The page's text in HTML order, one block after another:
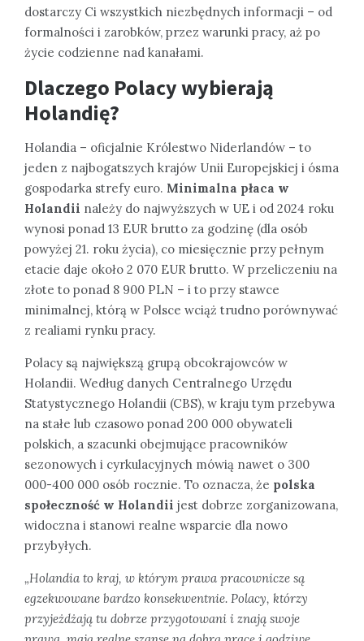
dostarczy Ci wszystkich niezbędnych informacji – od
formalności i zarobków, przez warunki pracy, aż po
życie codzienne nad kanałami.
Dlaczego Polacy wybierają
Holandię?
Holandia – oficjalnie Królestwo Niderlandów – to
jeden z najbogatszych krajów Unii Europejskiej i ósma
gospodarka strefy euro. Minimalna płaca w
Holandii należy do najwyższych w UE i od 2024 roku
wynosi ponad 13 EUR brutto za godzinę (dla osób
powyżej 21. roku życia), co miesięcznie przy pełnym
etacie daje około 2 070 EUR brutto. W przeliczeniu na
złote to ponad 8 900 PLN – i to przy stawce
minimalnej, którą w Polsce wciąż trudno porównywać
z realiami rynku pracy.
Polacy są największą grupą obcokrajowców w
Holandii. Według danych Centralnego Urzędu
Statystycznego Holandii (CBS), w kraju tym przebywa
na stałe lub czasowo ponad 200 000 obywateli
polskich, a szacunki obejmujące pracowników
sezonowych i cyrkulacyjnych mówią nawet o 300
000-400 000 osób rocznie. To oznacza, że polska
społeczność w Holandii jest dobrze zorganizowana,
widoczna i stanowi realne wsparcie dla nowo
przybyłych.
„Holandia to kraj, w którym prawa pracownicze są
egzekwowane bardzo konsekwentnie. Polacy, którzy
przyjeżdżają tu dobrze przygotowani i znają swoje